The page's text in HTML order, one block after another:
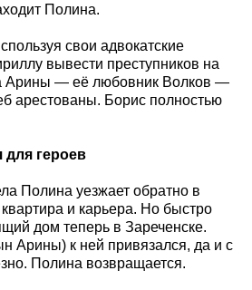
Полина.
свои адвокатские
вывести преступников на
Арины — её любовник Волков —
арестованы. Борис полностью
для героев
Полина уезжает обратно в
и карьера. Но быстро
дом теперь в Зареченске.
Арины) к ней привязался, да и с
Полина возвращается.